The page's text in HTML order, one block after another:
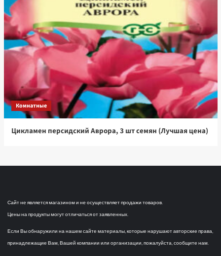
Комнатные
Цикламен персидский Аврора, 3 шт семян (Лучшая цена)
Сайт не является магазином и не осуществляет продажи товаров.
Цены на продукты могут отличаться от заявленных.
Если Вы обнаружили на нашем сайте материалы, которые нарушают авторские права,
принадлежащие Вам, Вашей компании или организации, пожалуйста, сообщите нам.